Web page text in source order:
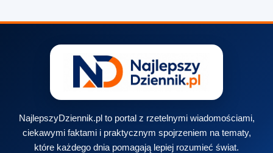
NajlepszyDziennik.pl to portal z rzetelnymi wiadomościami,
ciekawymi faktami i praktycznym spojrzeniem na tematy,
które każdego dnia pomagają lepiej rozumieć świat.